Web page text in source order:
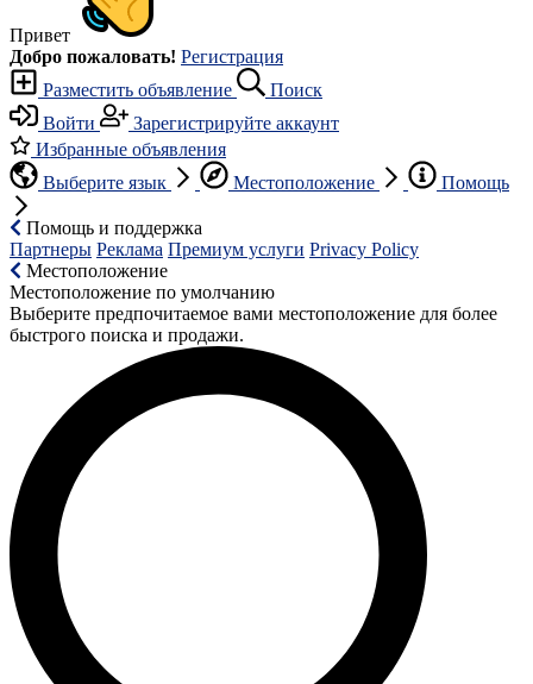
Привет
Добро пожаловать! Регистрация
Разместить объявление
Поиск
Войти
Зарегистрируйте аккаунт
Избранные объявления
Выберите язык
Местоположение Помощь
Помощь и поддержка
Партнеры Реклама Премиум услуги Privacy Policy
Местоположение
Местоположение по умолчанию
Выберите предпочитаемое вами местоположение для более
быстрого поиска и продажи.